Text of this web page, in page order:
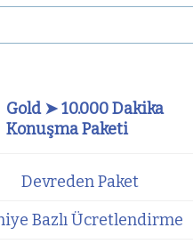
Gold ➤ 10.000 Dakika
Konuşma Paketi
Devreden Paket
Bazlı Ücretlendirme